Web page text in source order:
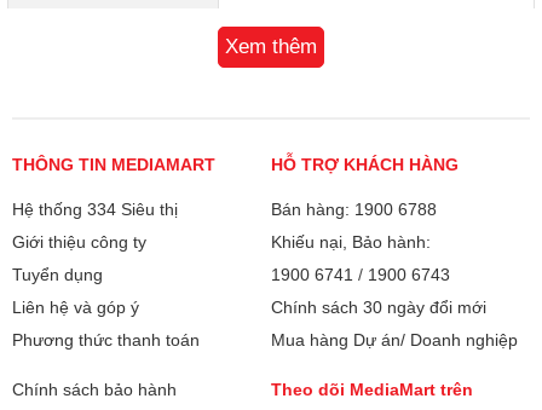
512GB
Độ phân giải (W x
2K (2048x1280) OLED
Công nghệ MH:
400 nits
100% DCI-P3
120Hz
Xem thêm
THÔNG TIN MEDIAMART
Hệ thống 334 Siêu thị
Giới thiệu công ty
Tuyển dụng
Liên hệ và góp ý
Phương thức thanh toán
HỖ TRỢ KHÁCH HÀNG
Bán hàng: 1900 6788
Khiếu nại, Bảo hành:
1900 6741 / 1900 6743
Chính sách 30 ngày đổi mới
Mua hàng Dự án/ Doanh nghiệp
Chính sách bảo hành
Theo dõi MediaMart trên